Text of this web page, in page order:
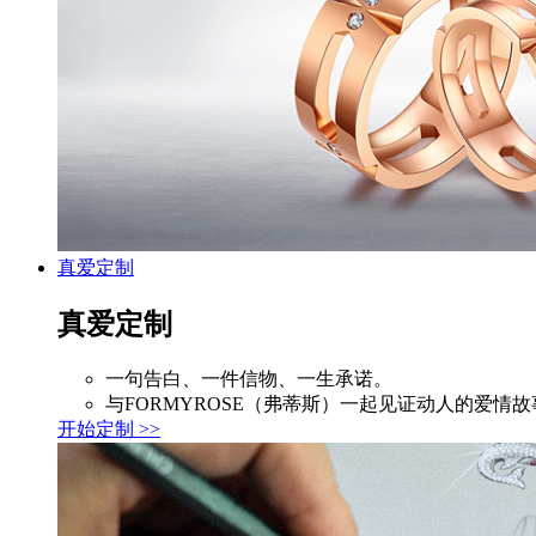
真爱定制
真爱定制
一句告白、一件信物、一生承诺。
与FORMYROSE（弗蒂斯）一起见证动人的爱情故
开始定制 >>